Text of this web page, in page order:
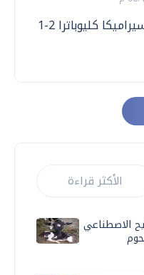
فاركو يحقق فوزا ثمينا على سيراميكا كليوباترا 2-1
الأكثر قراءة
الاصطناعي